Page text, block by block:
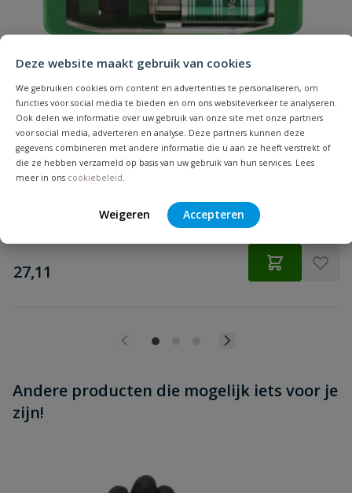
Deze website maakt gebruik van cookies
We gebruiken cookies om content en advertenties te personaliseren, om
functies voor social media te bieden en om ons websiteverkeer te analyseren.
Ook delen we informatie over uw gebruik van onze site met onze partners
voor social media, adverteren en analyse. Deze partners kunnen deze
gegevens combineren met andere informatie die u aan ze heeft verstrekt of
die ze hebben verzameld op basis van uw gebruik van hun services. Lees
meer in ons cookiebeleid.
Weigeren Accepteren
Hoofdvorm verzonken kop
Koponderzijde Multikop
Lengte 100 mm
Punt
Beoordeling
Beoordeling versturen
Spax Bitbox T-STAR plus
6 Bitjes + Bithouder
€
27,11
Andere producten die mogelijk iets voor je
zijn!